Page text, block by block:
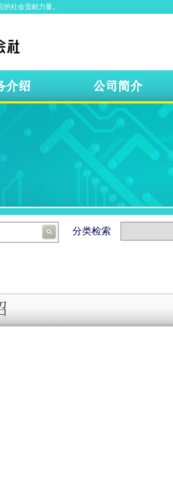
社会贡献力量。
分类检索